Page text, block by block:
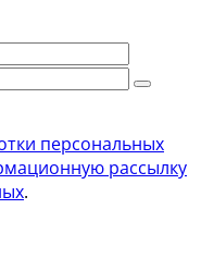
персональных
рассылку
.